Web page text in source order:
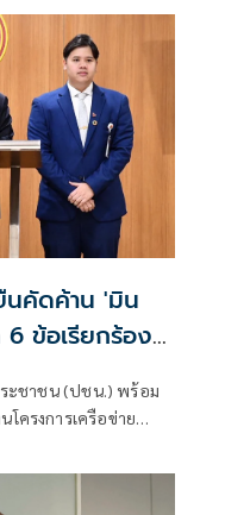
นคัดค้าน 'มิน
ข้อเรียกร้อง
ะชาชน (ปชน.) พร้อม
ครงการเครือข่าย
ไทยอย่างเป็นทางการ